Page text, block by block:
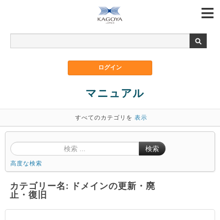
マニュアル
すべてのカテゴリを 表示
検索
高度な検索
カテゴリー名: ドメインの更新・廃
止・復旧